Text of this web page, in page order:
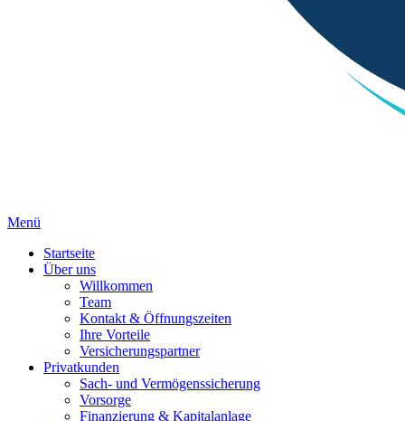
Menü
Startseite
Über uns
Willkommen
Team
Kontakt & Öffnungszeiten
Ihre Vorteile
Versicherungspartner
Privatkunden
Sach- und Vermögenssicherung
Vorsorge
Finanzierung & Kapitalanlage